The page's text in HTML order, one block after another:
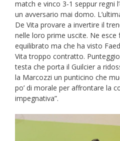
match e vinco 3-1 seppur regni
un avversario mai domo.
De Vita provare a invertire il
nelle loro prime uscite. Ne
equilibrato ma che ha visto
Vita troppo contratto.
testa che porta il Guilcier a
la Marcozzi un punticino che
po’ di morale per affrontare la
impegnativa”.